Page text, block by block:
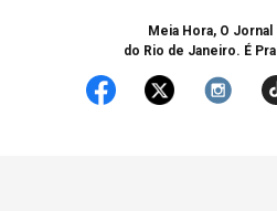
Meia Hora, O Jornal
do Rio de Janeiro. É